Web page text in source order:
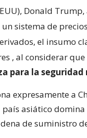
Donald
sistema de
el insumo
, al considerar que
para la seguridad
expresamente a
país asiático
de suministro